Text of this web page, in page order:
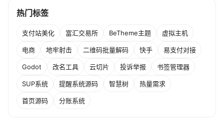
热门标签
支付站美化 富汇交易所 BeTheme主题 虚拟主机
电商 地牢射击 二维码批量解码 快手 易支付对接
Godot 改名工具 云切片 投诉举报 书签管理器
SUP系统 提醒系统源码 智慧树 热量需求
首页源码 分账系统